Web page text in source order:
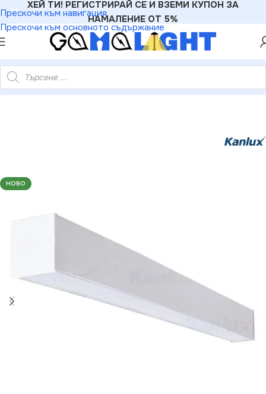
Прескочи към навигация
Прескочи към основното съдържание
ХЕЙ ТИ! РЕГИСТРИРАЙ СЕ И ВЗЕМИ КУПОН ЗА
НАМАЛЕНИЕ ОТ 5%
ЛЕД осветително тяло AL-MH-NT 220V 40W 4000K IP20
НОВО